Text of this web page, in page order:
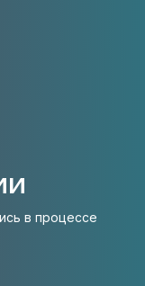
в процессе